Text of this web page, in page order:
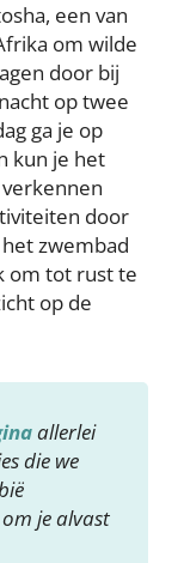
een van
om wilde
door bij
op twee
ga je op
kun je het
door
zwembad
om tot rust te
op de
allerlei
die we
je alvast